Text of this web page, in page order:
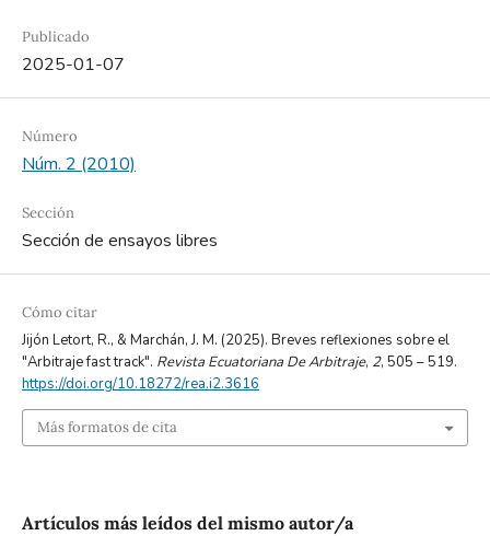
Publicado
2025-01-07
Número
Núm. 2 (2010)
Sección
Sección de ensayos libres
Cómo citar
Jijón Letort, R., & Marchán, J. M. (2025). Breves reflexiones sobre el
"Arbitraje fast track". Revista Ecuatoriana De Arbitraje, 2, 505 – 519.
https://doi.org/10.18272/rea.i2.3616
Más formatos de cita
Artículos más leídos del mismo autor/a